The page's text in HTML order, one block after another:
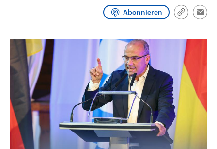
Diese wird wie die
Libanon vom Iran
Audio-Archiv
Abonnieren
Link